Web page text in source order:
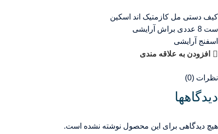
کیف دستی مل کازمتیک اند اسکین
ست 8 عددی براش آرایشی
اسفنج آرايشى
افزودن به علاقه مندی
نظرات (0)
دیدگاهها
هیچ دیدگاهی برای این محصول نوشته نشده است.